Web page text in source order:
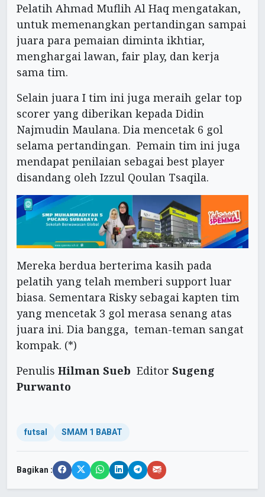
Pelatih Ahmad Muflih Al Haq mengatakan,
untuk memenangkan pertandingan sampai
juara para pemaian diminta ikhtiar,
menghargai lawan, fair play, dan kerja
sama tim.
Selain juara I tim ini juga meraih gelar top
scorer yang diberikan kepada Didin
Najmudin Maulana. Dia mencetak 6 gol
selama pertandingan. Pemain tim ini juga
mendapat penilaian sebagai best player
disandang oleh Izzul Qoulan Tsaqila.
Mereka berdua berterima kasih pada
pelatih yang telah memberi support luar
biasa. Sementara Risky sebagai kapten tim
yang mencetak 3 gol merasa senang atas
juara ini. Dia bangga, teman-teman sangat
kompak. (*)
Penulis Hilman Sueb Editor Sugeng
Purwanto
futsal SMAM 1 BABAT
Bagikan :